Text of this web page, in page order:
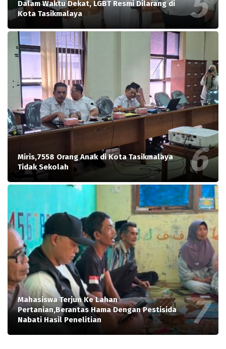
Dalam Waktu Dekat, LGBT Resmi Dilarang di
Kota Tasikmalaya
Miris,7558 Orang Anak di Kota Tasikmalaya
Tidak Sekolah
Mahasiswa Terjun Ke Lahan
Pertanian,Berantas Hama Dengan Pestisida
Nabati Hasil Penelitian